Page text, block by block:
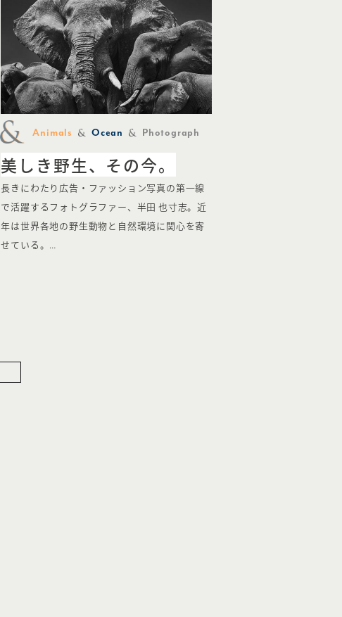
Animals Ocean Photograph
美しき野生、その今。
長きにわたり広告・ファッション写真の第一線
で活躍するフォトグラファー、半田 也寸志。近
年は世界各地の野生動物と自然環境に関心を寄
せている。…